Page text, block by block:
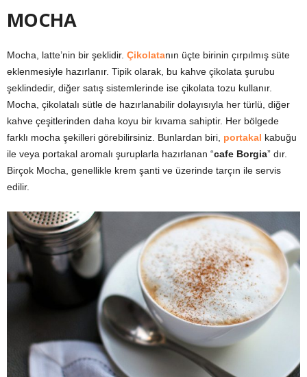
MOCHA
Mocha, latte’nin bir şeklidir. Çikolatanın üçte birinin çırpılmış süte
eklenmesiyle hazırlanır. Tipik olarak, bu kahve çikolata şurubu
şeklindedir, diğer satış sistemlerinde ise çikolata tozu kullanır.
Mocha, çikolatalı sütle de hazırlanabilir dolayısıyla her türlü, diğer
kahve çeşitlerinden daha koyu bir kıvama sahiptir. Her bölgede
farklı mocha şekilleri görebilirsiniz. Bunlardan biri, portakal kabuğu
ile veya portakal aromalı şuruplarla hazırlanan “cafe Borgia” dır.
Birçok Mocha, genellikle krem şanti ve üzerinde tarçın ile servis
edilir.